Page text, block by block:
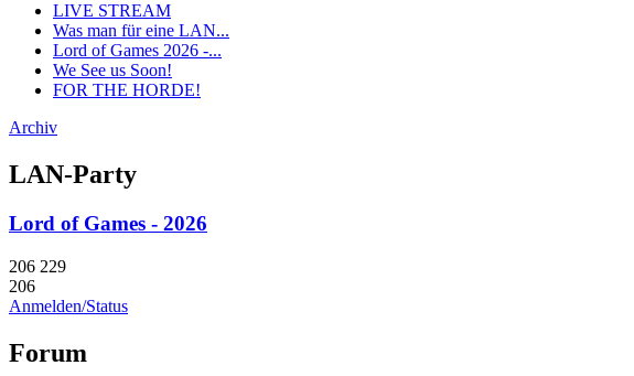
LIVE STREAM
Was man für eine LAN...
Lord of Games 2026 -...
We See us Soon!
FOR THE HORDE!
Archiv
LAN-Party
Lord of Games - 2026
206 229
206
Anmelden/Status
Forum